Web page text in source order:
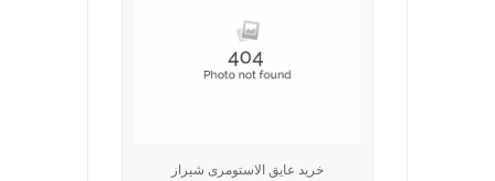
خرید عایق الاستومری شیراز